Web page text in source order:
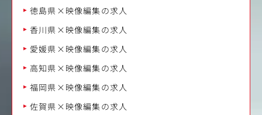
徳島県×映像編集の求人
香川県×映像編集の求人
愛媛県×映像編集の求人
高知県×映像編集の求人
福岡県×映像編集の求人
佐賀県×映像編集の求人